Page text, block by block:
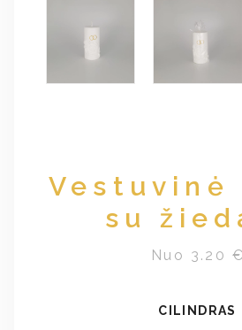
Vestuvinė
su
Nuo 3.20 €
CILINDRAS